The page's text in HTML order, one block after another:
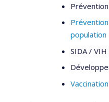
population
SIDA / VIH
Vaccination